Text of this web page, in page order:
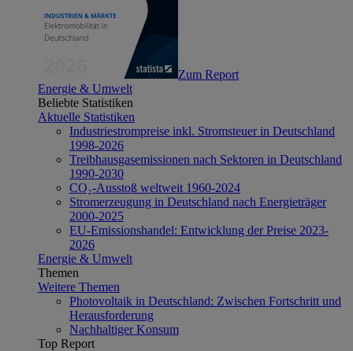
Zum Report
Energie & Umwelt
Beliebte Statistiken
Aktuelle Statistiken
Industriestrompreise inkl. Stromsteuer in Deutschland
1998-2026
Treibhausgasemissionen nach Sektoren in Deutschland
1990-2030
CO₂-Ausstoß weltweit 1960-2024
Stromerzeugung in Deutschland nach Energieträger
2000-2025
EU-Emissionshandel: Entwicklung der Preise 2023-
2026
Energie & Umwelt
Themen
Weitere Themen
Photovoltaik in Deutschland: Zwischen Fortschritt und
Herausforderung
Nachhaltiger Konsum
Top Report